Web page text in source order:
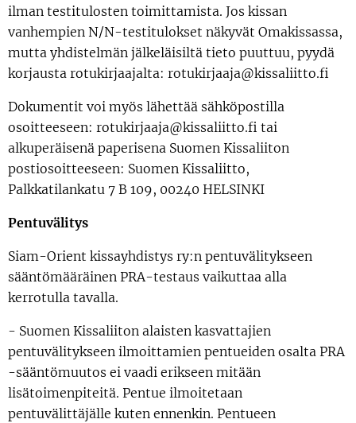
ilman testitulosten toimittamista. Jos kissan
vanhempien N/N-testitulokset näkyvät Omakissassa,
mutta yhdistelmän jälkeläisiltä tieto puuttuu, pyydä
korjausta rotukirjaajalta: rotukirjaaja@kissaliitto.fi
Dokumentit voi myös lähettää sähköpostilla
osoitteeseen: rotukirjaaja@kissaliitto.fi tai
alkuperäisenä paperisena Suomen Kissaliiton
postiosoitteeseen: Suomen Kissaliitto,
Palkkatilankatu 7 B 109, 00240 HELSINKI
Pentuvälitys
Siam-Orient kissayhdistys ry:n pentuvälitykseen
sääntömääräinen PRA-testaus vaikuttaa alla
kerrotulla tavalla.
- Suomen Kissaliiton alaisten kasvattajien
pentuvälitykseen ilmoittamien pentueiden osalta PRA
-sääntömuutos ei vaadi erikseen mitään
lisätoimenpiteitä. Pentue ilmoitetaan
pentuvälittäjälle kuten ennenkin. Pentueen